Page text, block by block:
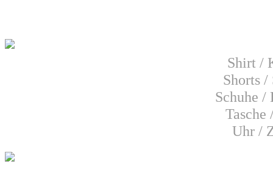
Shirt /
Shorts
Schuhe
Tasche
Uhr /